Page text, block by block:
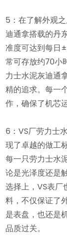
5：在了解外观
迪通拿搭载的丹
准度可达到每日
常可存放约70小
力士水泥灰迪通
精的追求。每一
作，确保了机芯
6：VS厂劳力士
现了卓越的做工
每一只劳力士水
论是光泽度还是
选择上，VS表
料，不仅保证了
是表盘，也还是
品质过关。